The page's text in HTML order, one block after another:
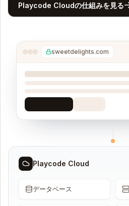
Playcode Cloudの仕組みを見る
sweetdelights.com
Playcode Cloud
データベース